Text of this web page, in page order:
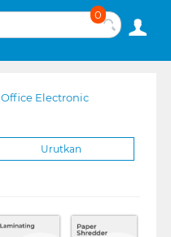
0
Office Electronic
Urutkan